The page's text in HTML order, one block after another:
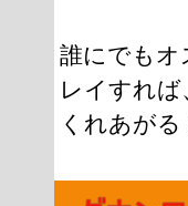
誰にでもオ
レイすれば
くれあがる